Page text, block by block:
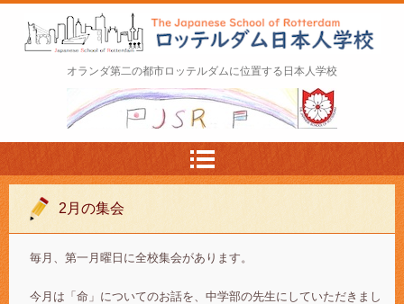
ロッテルダム日本人学校 The Japanese Schoo
l of Rotterdam
オランダ第二の都市ロッテルダムに位置する日本人学校
2月の集会
毎月、第一月曜日に全校集会があります。
今月は「命」についてのお話を、中学部の先生にしていただきまし